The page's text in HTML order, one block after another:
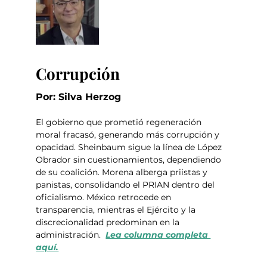
Corrupción
Por: Silva Herzog
El gobierno que prometió regeneración
moral fracasó, generando más corrupción y
opacidad. Sheinbaum sigue la línea de López
Obrador sin cuestionamientos, dependiendo
de su coalición. Morena alberga priistas y
panistas, consolidando el PRIAN dentro del
oficialismo. México retrocede en
transparencia, mientras el Ejército y la
discrecionalidad predominan en la
administración. Lea columna completa
aquí.